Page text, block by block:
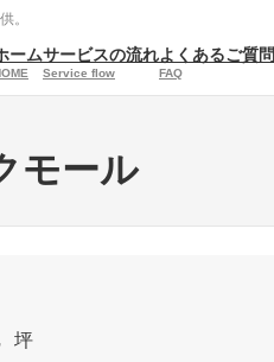
。
ームサービスの流れ
Service flow
よくあるご質問
FAQ
モール
坪